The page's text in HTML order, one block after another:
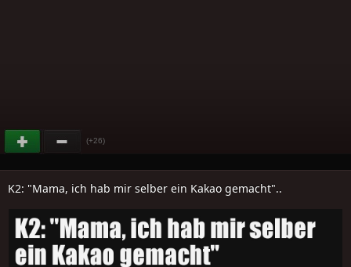
(+26)
K2: "Mama, ich hab mir selber ein Kakao gemacht"..